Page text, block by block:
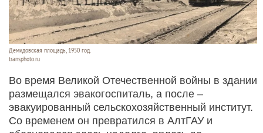
Демидовская площадь, 1950 год.
transphoto.ru
Во время Великой Отечественной войны в здании
размещался эвакогоспиталь, а после –
эвакуированный сельскохозяйственный институт.
Со временем он превратился в АлтГАУ и